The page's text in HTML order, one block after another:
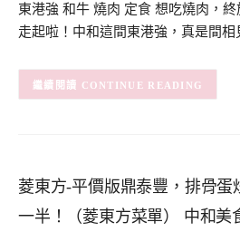
東港強 和牛 燒肉 定食 想吃燒肉，
走起啦！中和這間東港強，真是間
CONTINUE READING
菱東方-平價版鼎泰豐，排骨蛋
一半！（菱東方菜單） 中和美